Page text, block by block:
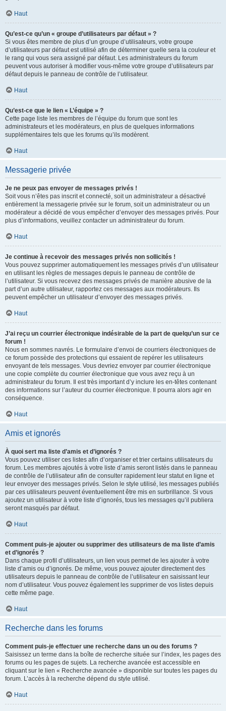
Haut
Qu’est-ce qu’un « groupe d’utilisateurs par défaut » ?
Si vous êtes membre de plus d’un groupe d’utilisateurs, votre groupe
d’utilisateurs par défaut est utilisé afin de déterminer quelle sera la couleur et
le rang qui vous sera assigné par défaut. Les administrateurs du forum
peuvent vous autoriser à modifier vous-même votre groupe d’utilisateurs par
défaut depuis le panneau de contrôle de l’utilisateur.
Haut
Qu’est-ce que le lien « L’équipe » ?
Cette page liste les membres de l’équipe du forum que sont les
administrateurs et les modérateurs, en plus de quelques informations
supplémentaires tels que les forums qu’ils modèrent.
Haut
Messagerie privée
Je ne peux pas envoyer de messages privés !
Soit vous n’êtes pas inscrit et connecté, soit un administrateur a désactivé
entièrement la messagerie privée sur le forum, soit un administrateur ou un
modérateur a décidé de vous empêcher d’envoyer des messages privés. Pour
plus d’informations, veuillez contacter un administrateur du forum.
Haut
Je continue à recevoir des messages privés non sollicités !
Vous pouvez supprimer automatiquement les messages privés d’un utilisateur
en utilisant les règles de messages depuis le panneau de contrôle de
l’utilisateur. Si vous recevez des messages privés de manière abusive de la
part d’un autre utilisateur, rapportez ces messages aux modérateurs. Ils
peuvent empêcher un utilisateur d’envoyer des messages privés.
Haut
J’ai reçu un courrier électronique indésirable de la part de quelqu’un sur ce
forum !
Nous en sommes navrés. Le formulaire d’envoi de courriers électroniques de
ce forum possède des protections qui essaient de repérer les utilisateurs
envoyant de tels messages. Vous devriez envoyer par courrier électronique
une copie complète du courrier électronique que vous avez reçu à un
administrateur du forum. Il est très important d’y inclure les en-têtes contenant
des informations sur l’auteur du courrier électronique. Il pourra alors agir en
conséquence.
Haut
Amis et ignorés
À quoi sert ma liste d’amis et d’ignorés ?
Vous pouvez utiliser ces listes afin d’organiser et trier certains utilisateurs du
forum. Les membres ajoutés à votre liste d’amis seront listés dans le panneau
de contrôle de l’utilisateur afin de consulter rapidement leur statut en ligne et
leur envoyer des messages privés. Selon le style utilisé, les messages publiés
par ces utilisateurs peuvent éventuellement être mis en surbrillance. Si vous
ajoutez un utilisateur à votre liste d’ignorés, tous les messages qu’il publiera
seront masqués par défaut.
Haut
Comment puis-je ajouter ou supprimer des utilisateurs de ma liste d’amis
et d’ignorés ?
Dans chaque profil d’utilisateurs, un lien vous permet de les ajouter à votre
liste d’amis ou d’ignorés. De même, vous pouvez ajouter directement des
utilisateurs depuis le panneau de contrôle de l’utilisateur en saisissant leur
nom d’utilisateur. Vous pouvez également les supprimer de vos listes depuis
cette même page.
Haut
Recherche dans les forums
Comment puis-je effectuer une recherche dans un ou des forums ?
Saisissez un terme dans la boîte de recherche située sur l’index, les pages des
forums ou les pages de sujets. La recherche avancée est accessible en
cliquant sur le lien « Recherche avancée » disponible sur toutes les pages du
forum. L’accès à la recherche dépend du style utilisé.
Haut